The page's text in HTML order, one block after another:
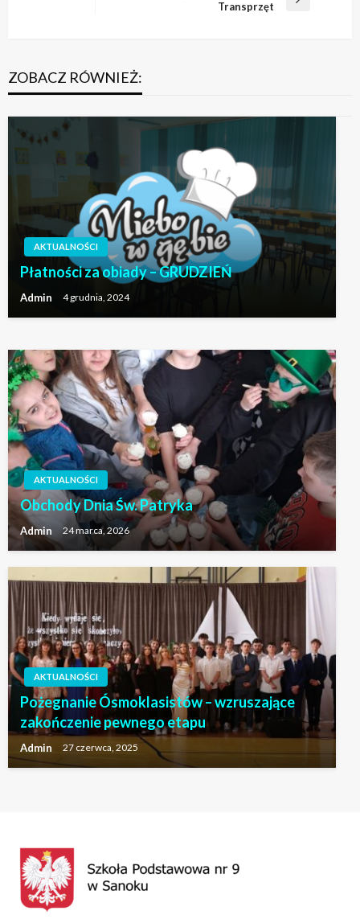
Transprzęt
ZOBACZ RÓWNIEŻ:
AKTUALNOŚCI
Płatności za obiady – GRUDZIEŃ
Admin 4 grudnia, 2024
AKTUALNOŚCI
Wyniki konkursu ekologicznego Ekozabawka
AKTUALNOŚCI
Obchody Dnia Św. Patryka
Admin 24 marca, 2026
AKTUALNOŚCI
Pożegnanie Ósmoklasistów – wzruszające
zakończenie pewnego etapu
Admin 27 czerwca, 2025